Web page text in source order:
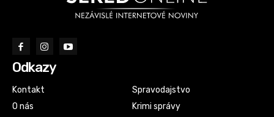
Odkazy
Kontakt
O nás
Spravodajstvo
Krimi správy